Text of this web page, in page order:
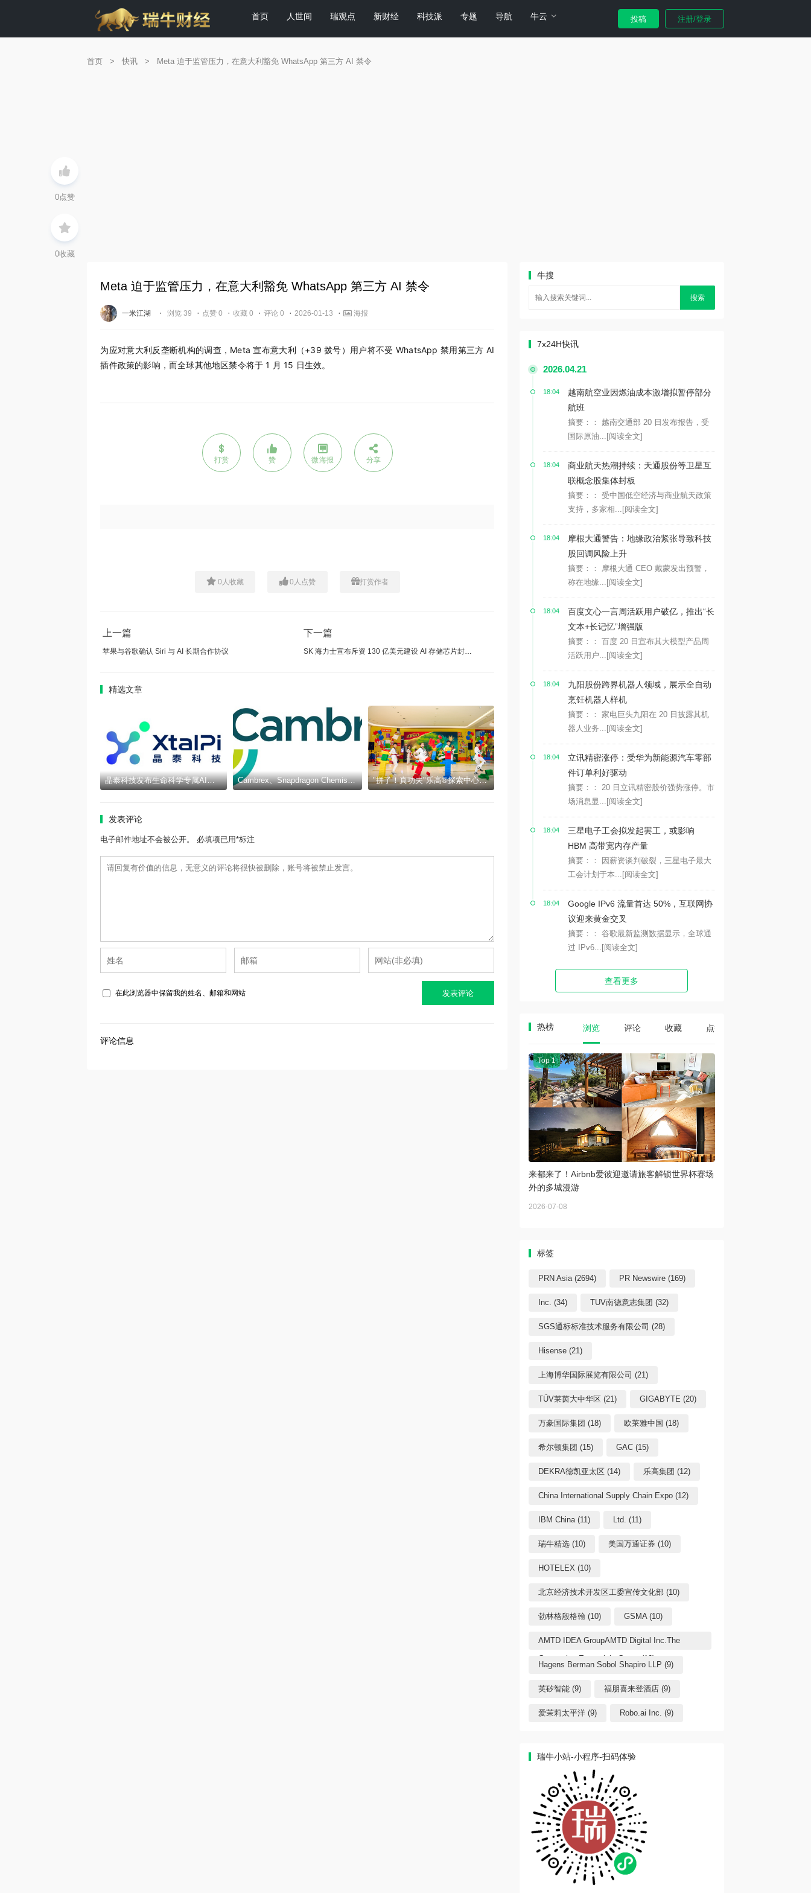
首页 人世间 瑞观点 新财经 科技派 专题 导航 牛云 投稿 注册/登录
0点赞
0收藏
首页 > 快讯 > Meta 迫于监管压力，在意大利豁免 WhatsApp 第三方 AI 禁令
Meta 迫于监管压力，在意大利豁免 WhatsApp 第三方 AI 禁令
一米江湖 · 浏览 39 · 点赞 0 · 收藏 0 · 评论 0 · 2026-01-13 · 海报
为应对意大利反垄断机构的调查，Meta 宣布意大利（+39 拨号）用户将不受 WhatsApp 禁用第三方 AI
插件政策的影响，而全球其他地区禁令将于 1 月 15 日生效。
打赏 赞 微海报 分享
0 人收藏 0 人点赞 打赏作者
上一篇
苹果与谷歌确认 Siri 与 AI 长期合作协议
下一篇
SK 海力士宣布斥资 130 亿美元建设 AI 存储芯片封装厂
精选文章
晶泰科技发布生命科学专属AI智能体epiXora™，以可信决策基座加速完善Multi-Agent研发闭环 Cambrex、Snapdragon Chemistry与Q1 Scientific因在制药领域的创新与可持续发展获得认可 "拼了！真功夫"乐高®探索中心十周年暑期活动三城同步启幕
发表评论
电子邮件地址不会被公开。 必填项已用*标注
在此浏览器中保留我的姓名、邮箱和网站
评论信息
牛搜
搜索
7x24H快讯
2026.04.21
18:04
越南航空业因燃油成本激增拟暂停部分
航班
摘要：： 越南交通部 20 日发布报告，受
国际原油... [阅读全文]
18:04
商业航天热潮持续：天通股份等卫星互
联概念股集体封板
摘要：： 受中国低空经济与商业航天政策
支持，多家相... [阅读全文]
18:04
摩根大通警告：地缘政治紧张导致科技
股回调风险上升
摘要：： 摩根大通 CEO 戴蒙发出预警，
称在地缘... [阅读全文]
18:04
百度文心一言周活跃用户破亿，推出“长
文本+长记忆”增强版
摘要：： 百度 20 日宣布其大模型产品周
活跃用户... [阅读全文]
18:04
九阳股份跨界机器人领域，展示全自动
烹饪机器人样机
摘要：： 家电巨头九阳在 20 日披露其机
器人业务... [阅读全文]
18:04
立讯精密涨停：受华为新能源汽车零部
件订单利好驱动
摘要：： 20 日立讯精密股价强势涨停。市
场消息显... [阅读全文]
18:04
三星电子工会拟发起罢工，或影响
HBM 高带宽内存产量
摘要：： 因薪资谈判破裂，三星电子最大
工会计划于本... [阅读全文]
18:04
Google IPv6 流量首达 50%，互联网协
议迎来黄金交叉
摘要：： 谷歌最新监测数据显示，全球通
过 IPv6... [阅读全文]
查看更多
热榜 浏览 评论 收藏 点赞
Top 1
来都来了！Airbnb爱彼迎邀请旅客解锁世界杯赛场
外的多城漫游
2026-07-08
标签
PRN Asia (2694) PR Newswire (169)
Inc. (34) TUV南德意志集团 (32)
SGS通标标准技术服务有限公司 (28)
Hisense (21)
上海博华国际展览有限公司 (21)
TÜV莱茵大中华区 (21) GIGABYTE (20)
万豪国际集团 (18) 欧莱雅中国 (18)
希尔顿集团 (15) GAC (15)
DEKRA德凯亚太区 (14) 乐高集团 (12)
China International Supply Chain Expo (12)
IBM China (11) Ltd. (11)
瑞牛精选 (10) 美国万通证券 (10)
HOTELEX (10)
北京经济技术开发区工委宣传文化部 (10)
勃林格殷格翰 (10) GSMA (10)
AMTD IDEA GroupAMTD Digital Inc.The
Generation Essentials Group (10)
Hagens Berman Sobol Shapiro LLP (9)
英矽智能 (9) 福朋喜来登酒店 (9)
爱茉莉太平洋 (9) Robo.ai Inc. (9)
瑞牛小站-小程序-扫码体验